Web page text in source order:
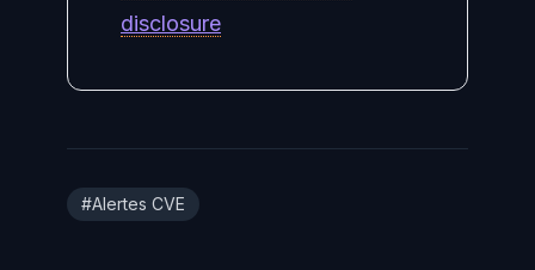
disclosure
#Alertes CVE